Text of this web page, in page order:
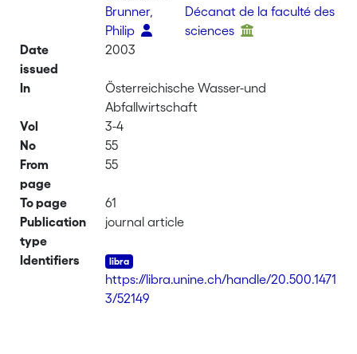
Brunner,
Philip
Décanat de la faculté des
sciences
Date
issued
2003
In
Österreichische Wasser-und
Abfallwirtschaft
Vol
3-4
No
55
From
page
55
To page
61
Publication
type
journal article
Identifiers
https://libra.unine.ch/handle/20.500.1471
3/52149